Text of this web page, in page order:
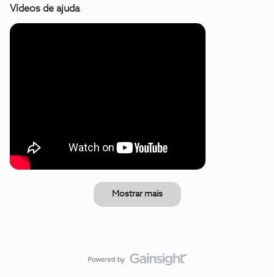
Vídeos de ajuda
Mostrar mais